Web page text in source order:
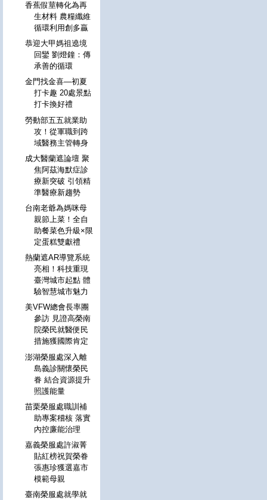
香蕉假莖轉化為再
生材料 農糧纖維
循環利用創多贏
恭迎大甲媽祖遶境
回鑾 劉燈鐘：傳
承善的循環
金門找金喜—初夏
打卡趣 20處景點
打卡換好禮
勞動部五五就業助
攻！從軍職到跨
域醫務主管轉身
成大醫蘭遮論壇 聚
焦阿茲海默症診
療新突破 引領精
準醫療新趨勢
台南老爺為媽咪母
親節上菜！全自
助餐菜色升級×限
定蛋糕雙獻禮
熱蘭遮AR導覽系統
亮相！科技重現
臺灣城市起點 體
驗智慧城市魅力
美VFW總會長率團
參訪 見證高榮南
院榮民就醫便民
措施獲國際肯定
澎湖榮服處深入離
島義診關懷榮民
眷 結合資源提升
照護能量
苗栗榮服處職訓補
助專案稽核 落實
內控廉能治理
嘉義榮服處許淑菁
貼紅榜祝賀榮眷
張惠珍獲選嘉市
模範母親
臺南榮服處就學就